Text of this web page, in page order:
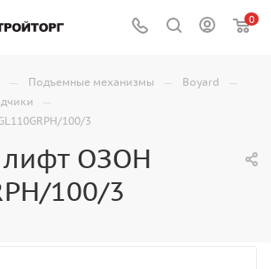
0
— Подъемные механизмы — Boyard —
—
100/3
лифт ОЗОН
100/3